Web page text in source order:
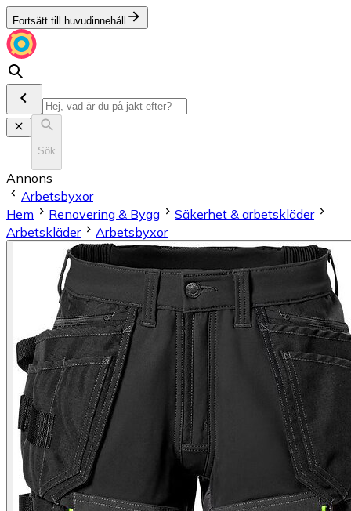
Fortsätt till huvudinnehåll
Sök
Annons
Arbetsbyxor
Hem
Renovering & Bygg
Säkerhet & arbetskläder
Arbetskläder
Arbetsbyxor